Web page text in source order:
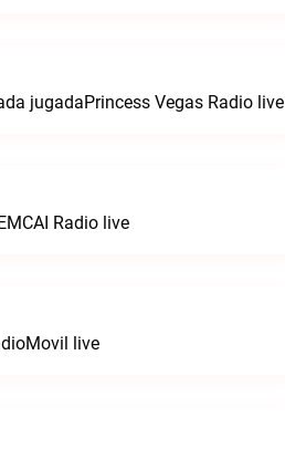
jugadaPrincess Vegas Radio live
Radio live
live